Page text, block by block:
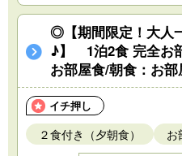
◎【期間限定！大人
♪】 1泊2食 完全お
お部屋食/朝食：お部
イチ押し
２食付き（夕朝食） お